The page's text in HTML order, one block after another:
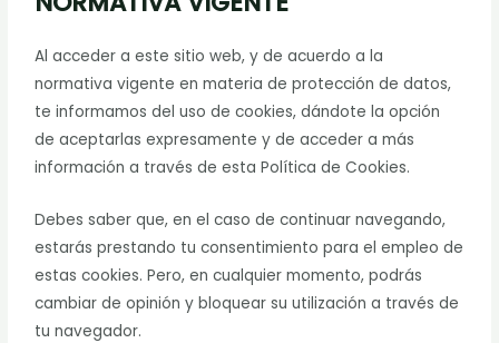
Al acceder a este sitio web, y de acuerdo a la
normativa vigente en materia de protección de datos,
te informamos del uso de cookies, dándote la opción
de aceptarlas expresamente y de acceder a más
información a través de esta Política de Cookies.
Debes saber que, en el caso de continuar navegando,
estarás prestando tu consentimiento para el empleo de
estas cookies. Pero, en cualquier momento, podrás
cambiar de opinión y bloquear su utilización a través de
tu navegador.